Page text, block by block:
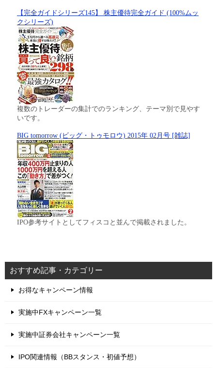
【完全ガイドシリーズ145】 株主優待完全ガイド (100%ムッ
クシリーズ)
複数のトレーダーの集計でのランキング、テーマ別で見やす
いです。
BIG tomorrow (ビッグ・トゥモロウ) 2015年 02月号 [雑誌]
IPO参考サイトとしてフィスコと並んで掲載されました。
おすすめ記事・カテゴリー
お得なキャンペーン情報
実施中FXキャンペーン一覧
実施中証券会社キャンペーン一覧
IPO関連情報（BBスタンス・初値予想）